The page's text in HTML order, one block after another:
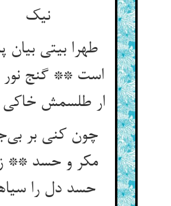
طهرا بيتي بیان
است ** گنج
ار طلسمش خاکی است‌‌
چون کنی بر
مکر و حسد **
حسد دل را